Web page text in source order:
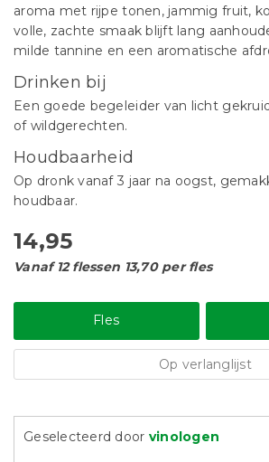
aroma met rijpe tonen, jammig fruit,
volle, zachte smaak blijft lang
milde tannine en een aromatische
Drinken bij
Een goede begeleider van licht
of wildgerechten.
Houdbaarheid
Op dronk vanaf 3 jaar na oogst,
houdbaar.
14,95
Vanaf 12 flessen 13,70 per fles
Fles
Op verlanglijst
Geselecteerd door vinologen